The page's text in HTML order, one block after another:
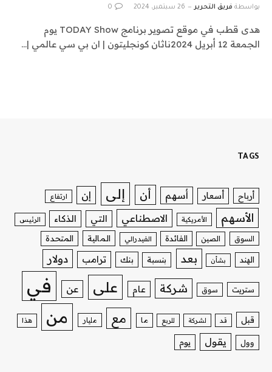
بواسطة فريق التحرير 26 سبتمبر، 2024 0
هدى قطب في موقع تصوير برنامج TODAY Show يوم
الجمعة 12 أبريل 2024ناثان كونجليتون | ان بي سي عالمي |…
TAGS
أرباح أسعار أسهم أن إلى إن ارتفاع
الأسهم الأمريكية الاصطناعي التي الذكاء الرئيس
السوق الصين الفائدة الفيدرالي المالية المتحدة
الهند بشأن بعد بنسبة بنك ترامب دولار
ستريت سوق شركة عام على عن في
قبل قد لشركة للربع ما مع مليار من هذا
وول يقول يوم